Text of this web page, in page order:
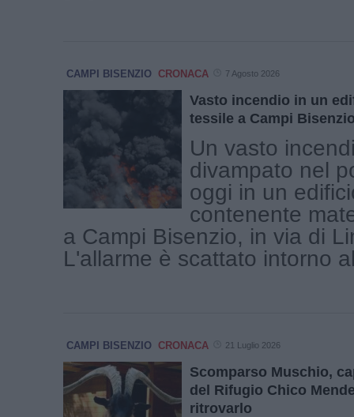
CAMPI BISENZIO CRONACA 7 Agosto 2026
Vasto incendio in un
tessile a Campi
Un vasto
divampato nel
oggi in un
contenente
a Campi Bisenzio, in via di
L'allarme è scattato intorno
CAMPI BISENZIO CRONACA 21 Luglio 2026
Scomparso Muschio,
del Rifugio Chico
ritrovarlo